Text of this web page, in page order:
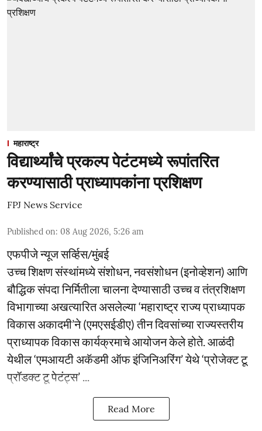
महाराष्ट्र
विद्यार्थ्यांचे प्रकल्प पेटंटमध्ये रूपांतरित
करण्यासाठी प्राध्यापकांना प्रशिक्षण
FPJ News Service
Published on: 08 Aug 2026, 5:26 am
एफपीजे न्यूज सर्व्हिस/मुंबई
उच्च शिक्षण संस्थांमध्ये संशोधन, नवसंशोधन (इनोव्हेशन) आणि
बौद्धिक संपदा निर्मितीला चालना देण्यासाठी उच्च व तंत्रशिक्षण
विभागाच्या अखत्यारित असलेल्या ‘महाराष्ट्र राज्य प्राध्यापक
विकास अकादमी’ने (एमएसईडीए) तीन दिवसांच्या राज्यस्तरीय
प्राध्यापक विकास कार्यक्रमाचे आयोजन केले होते. आळंदी
येथील ‘एमआयटी अकॅडमी ऑफ इंजिनिअरिंग’ येथे ‘प्रोजेक्ट टू
प्रॉडक्ट टू पेटंट्स’ ...
Read More